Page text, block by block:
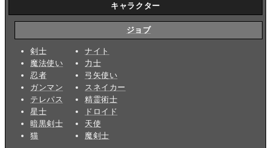
キャラクター
ジョブ
剣士
魔法使い
忍者
ガンマン
テレパス
星士
暗黒剣士
猫
ナイト
力士
弓矢使い
スネイカー
精霊術士
ドロイド
天使
魔剣士